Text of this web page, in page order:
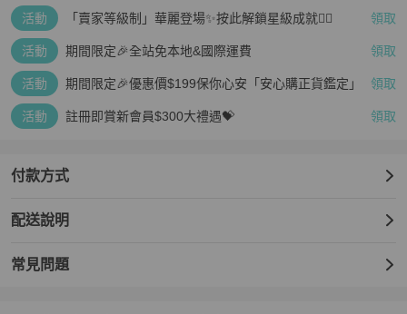
活動 「賣家等級制」華麗登場✨按此解鎖星級成就👆🏻 領取
活動 期間限定🎉全站免本地&國際運費 領取
活動 期間限定🎉優惠價$199保你心安「安心購正貨鑑定」 領取
活動 註冊即賞新會員$300大禮遇💝 領取
付款方式
配送說明
常見問題